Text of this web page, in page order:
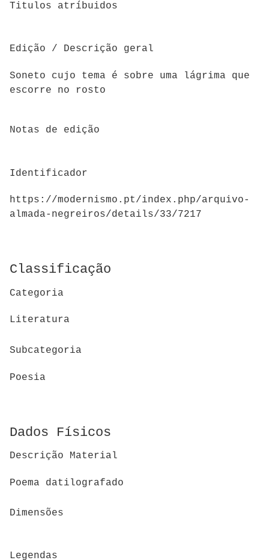
Titulos atríbuidos
Edição / Descrição geral
Soneto cujo tema é sobre uma lágrima que
escorre no rosto
Notas de edição
Identificador
https://modernismo.pt/index.php/arquivo-
almada-negreiros/details/33/7217
Classificação
Categoria
Literatura
Subcategoria
Poesia
Dados Físicos
Descrição Material
Poema datilografado
Dimensões
Legendas